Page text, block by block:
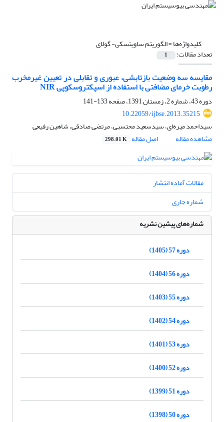
کلیدواژه‌ها =الگوریتم ساویتسکی- گولای
تعداد مقالات: 1
مقایسه سه وضعیت بازتابشی، عبوری و تقابلی در تعیین غیرمخرب
رطوبت خرمای مضافتی با استفاده از اسپکتروسکوپی NIR
دوره 43، شماره 2، زمستان 1391، صفحه
133-141
10.22059/ijbse.2013.35215
سیداحمد میره‌ای، سیدسعید محتسبی، مرتضی صادقی، شاهین رفیعی
مشاهده مقاله
اصل مقاله 298.01 K
مقالات آماده انتشار
شماره جاری
شماره‌های پیشین نشریه
دوره 57 (1405)
دوره 56 (1404)
دوره 55 (1403)
دوره 54 (1402)
دوره 53 (1401)
دوره 52 (1400)
دوره 51 (1399)
دوره 50 (1398)